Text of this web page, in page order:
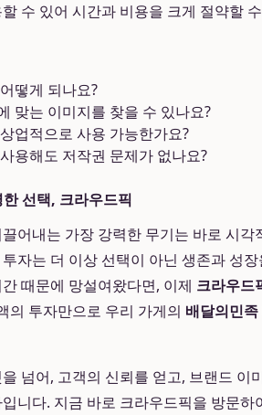
수 있어 시간과 비용을 크게 절약할
떻게 되나요?
맞는 이미지를 찾을 수 있나요?
업적으로 사용 가능한가요?
용해도 저작권 문제가 없나요?
선택, 크라우드픽
어내는 가장 강력한 무기는 바로 시
자는 더 이상 선택이 아닌 생존과 성
때문에 망설여왔다면, 이제 크라우드
의 투자만으로 우리 가게의 배달의민
넘어, 고객의 신뢰를 얻고, 브랜드 이
니다. 지금 바로 크라우드픽을 방문